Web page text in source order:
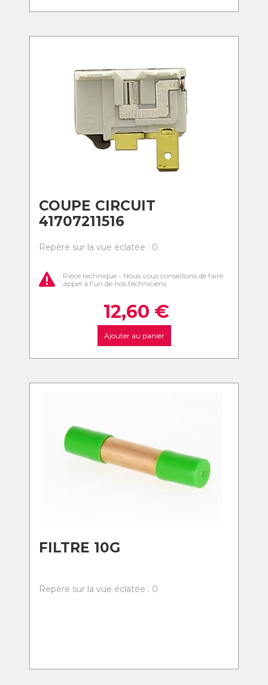
COUPE CIRCUIT
41707211516
Repère sur la vue éclatée : 0
Pièce technique - Nous vous conseillons de faire
appel à l'un de nos techniciens
12,60 €
Ajouter au panier
FILTRE 10G
Repère sur la vue éclatée : 0